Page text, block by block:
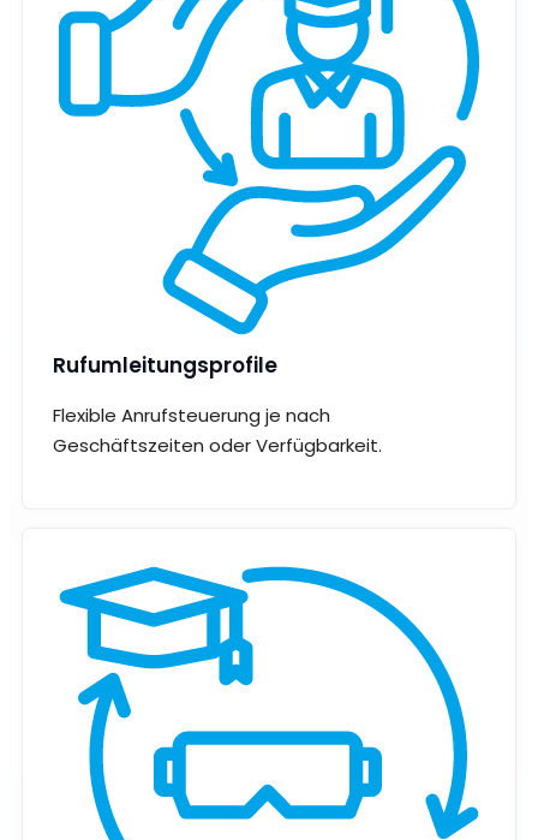
Rufumleitungsprofile
Flexible Anrufsteuerung je nach
Geschäftszeiten oder Verfügbarkeit.